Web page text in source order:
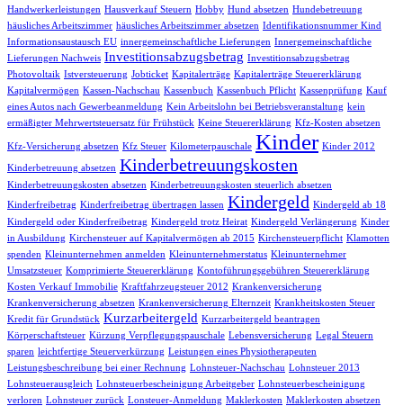
Handwerkerleistungen Hausverkauf Steuern Hobby Hund absetzen Hundebetreuung
häusliches Arbeitszimmer häusliches Arbeitszimmer absetzen Identifikationsnummer Kind
Informationsaustausch EU innergemeinschaftliche Lieferungen Innergemeinschaftliche
Lieferungen Nachweis Investitionsabzugsbetrag Investitionsabzugsbetrag
Photovoltaik Istversteuerung Jobticket Kapitalerträge Kapitalerträge Steuererklärung
Kapitalvermögen Kassen-Nachschau Kassenbuch Kassenbuch Pflicht Kassenprüfung Kauf
eines Autos nach Gewerbeanmeldung Kein Arbeitslohn bei Betriebsveranstaltung kein
ermäßigter Mehrwertsteuersatz für Frühstück Keine Steuererklärung Kfz-Kosten absetzen
Kfz-Versicherung absetzen Kfz Steuer Kilometerpauschale Kinder Kinder 2012
Kinderbetreuung absetzen Kinderbetreuungskosten
Kinderbetreuungskosten absetzen Kinderbetreuungskosten steuerlich absetzen
Kinderfreibetrag Kinderfreibetrag übertragen lassen Kindergeld Kindergeld ab 18
Kindergeld oder Kinderfreibetrag Kindergeld trotz Heirat Kindergeld Verlängerung Kinder
in Ausbildung Kirchensteuer auf Kapitalvermögen ab 2015 Kirchensteuerpflicht Klamotten
spenden Kleinunternehmen anmelden Kleinunternehmerstatus Kleinunternehmer
Umsatzsteuer Komprimierte Steuererklärung Kontoführungsgebühren Steuererklärung
Kosten Verkauf Immobilie Kraftfahrzeugsteuer 2012 Krankenversicherung
Krankenversicherung absetzen Krankenversicherung Elternzeit Krankheitskosten Steuer
Kredit für Grundstück Kurzarbeitergeld Kurzarbeitergeld beantragen
Körperschaftsteuer Kürzung Verpflegungspauschale Lebensversicherung Legal Steuern
sparen leichtfertige Steuerverkürzung Leistungen eines Physiotherapeuten
Leistungsbeschreibung bei einer Rechnung Lohnsteuer-Nachschau Lohnsteuer 2013
Lohnsteuerausgleich Lohnsteuerbescheinigung Arbeitgeber Lohnsteuerbescheinigung
verloren Lohnsteuer zurück Lonsteuer-Anmeldung Maklerkosten Maklerkosten absetzen